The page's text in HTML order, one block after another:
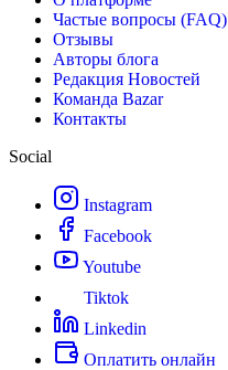
Частые вопросы (FAQ)
Отзывы
Авторы блога
Редакция Новостей
Команда Bazar
Контакты
Social
Instagram
Facebook
Youtube
Tiktok
Linkedin
Оплатить онлайн